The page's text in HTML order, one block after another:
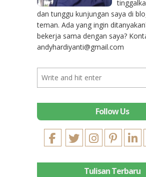
dan tunggu kunjungan saya di
teman. Ada yang ingin
bekerja sama dengan saya?
andyhardiyanti@gmail.com
Follow Us
Tulisan Terbaru